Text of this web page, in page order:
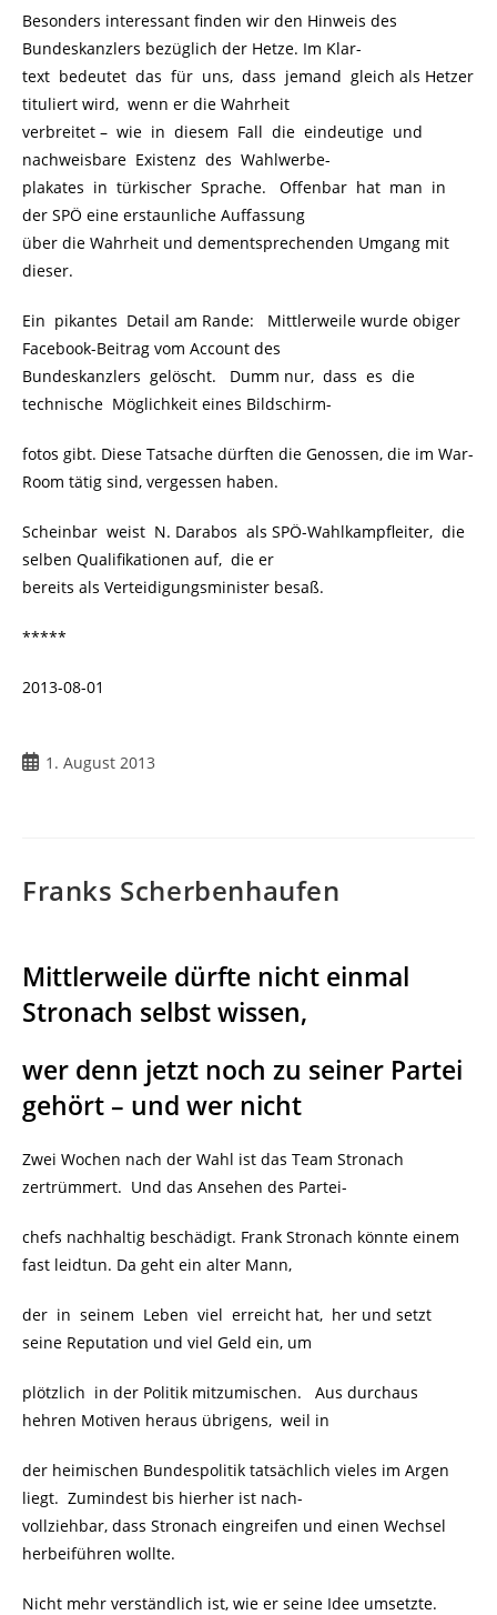
Besonders interessant finden wir den Hinweis des
Bundeskanzlers bezüglich der Hetze. Im Klar-
text bedeutet das für uns, dass jemand gleich als Hetzer
tituliert wird, wenn er die Wahrheit
verbreitet – wie in diesem Fall die eindeutige und
nachweisbare Existenz des Wahlwerbe-
plakates in türkischer Sprache. Offenbar hat man in
der SPÖ eine erstaunliche Auffassung
über die Wahrheit und dementsprechenden Umgang mit
dieser.
Ein pikantes Detail am Rande: Mittlerweile wurde obiger
Facebook-Beitrag vom Account des
Bundeskanzlers gelöscht. Dumm nur, dass es die
technische Möglichkeit eines Bildschirm-
fotos gibt. Diese Tatsache dürften die Genossen, die im War-
Room tätig sind, vergessen haben.
Scheinbar weist N. Darabos als SPÖ-Wahlkampfleiter, die
selben Qualifikationen auf, die er
bereits als Verteidigungsminister besaß.
*****
2013-08-01
Beitrag1. August 2013
Franks Scherbenhaufen
Mittlerweile dürfte nicht einmal
Stronach selbst wissen,
wer denn jetzt noch zu seiner Partei
gehört – und wer nicht
Zwei Wochen nach der Wahl ist das Team Stronach
zertrümmert. Und das Ansehen des Partei-
chefs nachhaltig beschädigt. Frank Stronach könnte einem
fast leidtun. Da geht ein alter Mann,
der in seinem Leben viel erreicht hat, her und setzt
seine Reputation und viel Geld ein, um
plötzlich in der Politik mitzumischen. Aus durchaus
hehren Motiven heraus übrigens, weil in
der heimischen Bundespolitik tatsächlich vieles im Argen
liegt. Zumindest bis hierher ist nach-
vollziehbar, dass Stronach eingreifen und einen Wechsel
herbeiführen wollte.
Nicht mehr verständlich ist, wie er seine Idee umsetzte.